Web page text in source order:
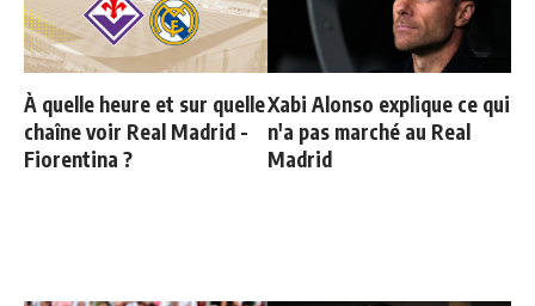
À quelle heure et sur quelle
chaîne voir Real Madrid -
Fiorentina ?
Xabi Alonso explique ce qui
n'a pas marché au Real
Madrid